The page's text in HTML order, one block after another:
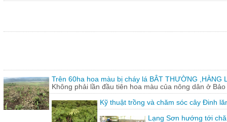
Trên 60ha hoa màu bị cháy lá BÂT THƯỜNG
Không phải lần đầu tiên hoa màu của nông dân ở
Kỹ thuật trồng và chăm sóc cây Đinh
Lạng Sơn hướng tới